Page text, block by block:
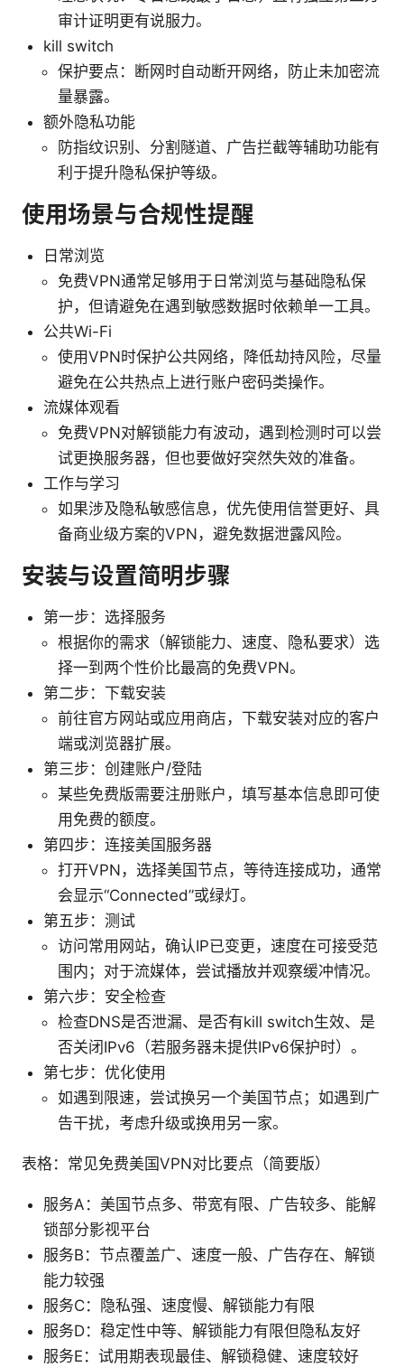
审计证明更有说服力。
kill switch
保护要点：断网时自动断开网络，防止未加密流
量暴露。
额外隐私功能
防指纹识别、分割隧道、广告拦截等辅助功能有
利于提升隐私保护等级。
使用场景与合规性提醒
日常浏览
免费VPN通常足够用于日常浏览与基础隐私保
护，但请避免在遇到敏感数据时依赖单一工具。
公共Wi-Fi
使用VPN时保护公共网络，降低劫持风险，尽量
避免在公共热点上进行账户密码类操作。
流媒体观看
免费VPN对解锁能力有波动，遇到检测时可以尝
试更换服务器，但也要做好突然失效的准备。
工作与学习
如果涉及隐私敏感信息，优先使用信誉更好、具
备商业级方案的VPN，避免数据泄露风险。
安装与设置简明步骤
第一步：选择服务
根据你的需求（解锁能力、速度、隐私要求）选
择一到两个性价比最高的免费VPN。
第二步：下载安装
前往官方网站或应用商店，下载安装对应的客户
端或浏览器扩展。
第三步：创建账户/登陆
某些免费版需要注册账户，填写基本信息即可使
用免费的额度。
第四步：连接美国服务器
打开VPN，选择美国节点，等待连接成功，通常
会显示“Connected”或绿灯。
第五步：测试
访问常用网站，确认IP已变更，速度在可接受范
围内；对于流媒体，尝试播放并观察缓冲情况。
第六步：安全检查
检查DNS是否泄漏、是否有kill switch生效、是
否关闭IPv6（若服务器未提供IPv6保护时）。
第七步：优化使用
如遇到限速，尝试换另一个美国节点；如遇到广
告干扰，考虑升级或换用另一家。
表格：常见免费美国VPN对比要点（简要版）
服务A：美国节点多、带宽有限、广告较多、能解
锁部分影视平台
服务B：节点覆盖广、速度一般、广告存在、解锁
能力较强
服务C：隐私强、速度慢、解锁能力有限
服务D：稳定性中等、解锁能力有限但隐私友好
服务E：试用期表现最佳、解锁稳健、速度较好